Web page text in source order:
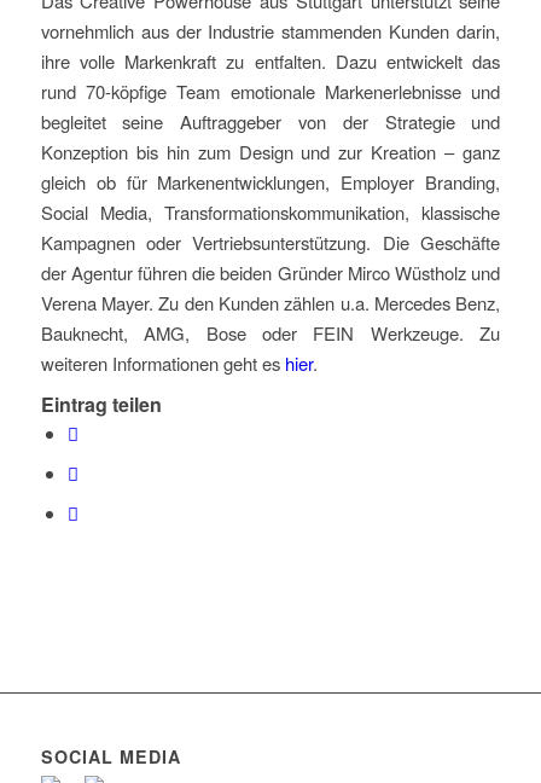
vornehmlich aus der Industrie stammenden Kunden darin,
ihre volle Markenkraft zu entfalten. Dazu entwickelt das
rund 70-köpfige Team emotionale Markenerlebnisse und
begleitet seine Auftraggeber von der Strategie und
Konzeption bis hin zum Design und zur Kreation – ganz
gleich ob für Markenentwicklungen, Employer Branding,
Social Media, Transformationskommunikation, klassische
Kampagnen oder Vertriebsunterstützung. Die Geschäfte
der Agentur führen die beiden Gründer Mirco Wüstholz und
Verena Mayer. Zu den Kunden zählen u.a. Mercedes Benz,
Bauknecht, AMG, Bose oder FEIN Werkzeuge. Zu
weiteren Informationen geht es hier.
Eintrag teilen
SOCIAL MEDIA